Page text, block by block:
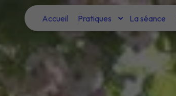
Accueil Pratiques La séance